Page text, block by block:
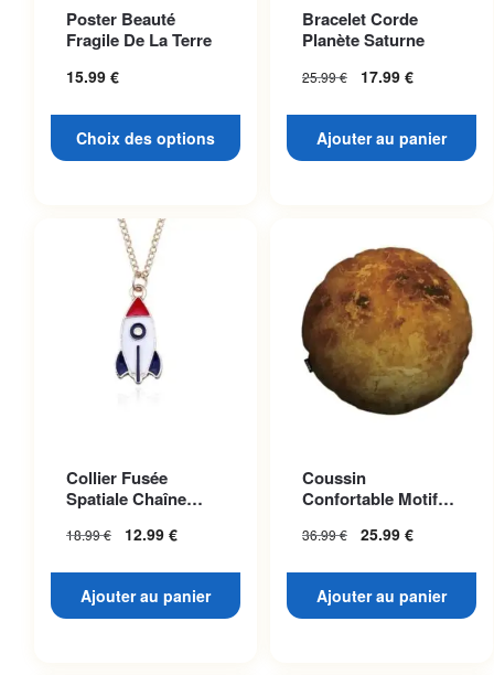
Poster Beauté
Fragile De La Terre
15.99 €
Choix des options
variations. Les options
peuvent être choisies sur la
page du produit
Bracelet Corde
Planète Saturne
25.99€ 17.99 €
Ajouter au panier
Collier Fusée
Spatiale Chaîne
18.99€ 12.99 €
Ajouter au panier
Coussin
Confortable Motif
36.99€ 25.99 €
Ajouter au panier